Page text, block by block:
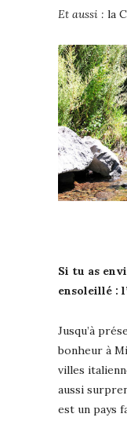
Et aussi : la
Si tu as
ensoleillé :
Jusqu’à
bonheur à
villes
aussi
est un pays